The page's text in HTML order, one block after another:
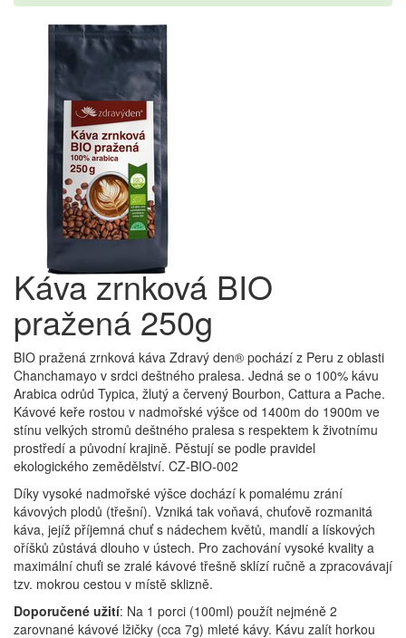
Káva zrnková BIO
pražená 250g
BIO pražená zrnková káva Zdravý den® pochází z Peru z oblasti
Chanchamayo v srdci deštného pralesa. Jedná se o 100% kávu
Arabica odrůd Typica, žlutý a červený Bourbon, Cattura a Pache.
Kávové keře rostou v nadmořské výšce od 1400m do 1900m ve
stínu velkých stromů deštného pralesa s respektem k životnímu
prostředí a původní krajině. Pěstují se podle pravidel
ekologického zemědělství. CZ-BIO-002
Díky vysoké nadmořské výšce dochází k pomalému zrání
kávových plodů (třešní). Vzniká tak voňavá, chuťově rozmanitá
káva, jejíž příjemná chuť s nádechem květů, mandlí a lískových
oříšků zůstává dlouho v ústech. Pro zachování vysoké kvality a
maximální chuťi se zralé kávové třešně sklízí ručně a zpracovávají
tzv. mokrou cestou v místě sklizně.
Doporučené užití: Na 1 porci (100ml) použít nejméně 2
zarovnané kávové lžičky (cca 7g) mleté kávy. Kávu zalít horkou